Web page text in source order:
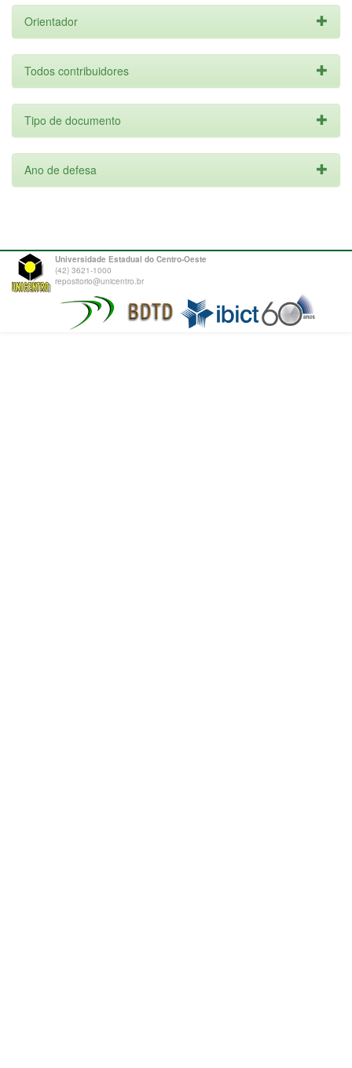
Orientador
Todos contribuidores
Tipo de documento
Ano de defesa
Universidade Estadual do Centro-Oeste
(42) 3621-1000
repositorio@unicentro.br